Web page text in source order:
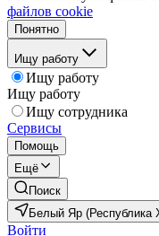
файлов cookie
Понятно
Ищу работу
Ищу работу
Ищу работу
Ищу сотрудника
Сервисы
Помощь
Ещё
Поиск
Белый Яр (Республика
Войти